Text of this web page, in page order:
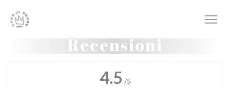
Recensioni
4.5 /5